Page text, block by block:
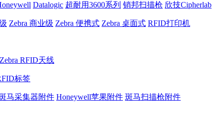
Datalogic 超耐用3600系列 销邦扫描枪 欣技Cipherlab
Zebra 商业级 Zebra 便携式 Zebra 桌面式 RFID打印机
Zebra RFID天线
标签
马采集器附件 Honeywell苹果附件 斑马扫描枪附件